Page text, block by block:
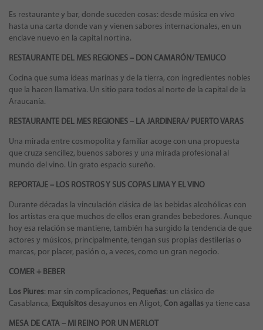
Es restaurante y bar, donde suceden cosas: desde música en vivo
hasta una carta donde van y vienen sabores internacionales, en un
enclave nuevo en la capital nortina.
RESTAURANTE DEL MES REGIONES – DON CAMARÓN/ TEMUCO
Cocina que suma ideas marinas y de la tierra, con ingredientes nobles
que la hacen llamativa. Un sitio para todos al norte de la capital de la
Araucanía.
RESTAURANTE DEL MES REGIONES – LA JARDINERA/ PUERTO VARAS
Una mirada entre cosmopolita y familiar acoge con una propuesta
que cruza sencillez, buenos sabores y una mirada profesional al
mundo del vino. Un grato espacio sureño.
REPORTAJE – LOS ROSTROS Y SUS COPAS LIMA Y EL VINO
Durante décadas la vinculación clásica de las bebidas alcohólicas con
los artistas era que muchos de ellos eran grandes bebedores. Aunque
hoy esa relación se mantiene, también ha surgido la tendencia de que
actores y músicos, principalmente, tengan sus propias destilerías o
marcas, por placer, pasión o, a veces, como un gran negocio.
COMER + BEBER
Los Piures: mar sin complicaciones, Pequeñas: un clásico de
Casablanca, Exquisitosdesayunos en Aligot, Con agallasya tiene casa
MESA DE CATA – MI REINO POR UN MERLOT